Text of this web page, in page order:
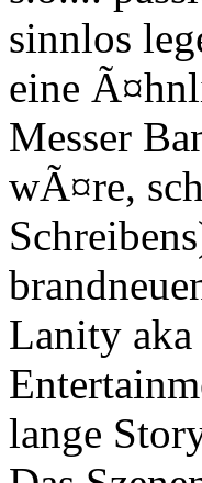
sinnlos
eine
Messer
wÃ¤re,
Lanity aka
lange